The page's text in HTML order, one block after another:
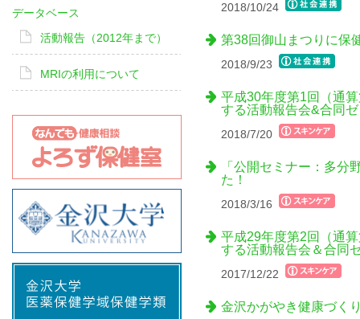
2018/10/24
第38回御山まつりに保
2018/9/23
平成30年度第1回（通
する活動報告会&合同
2018/7/20
「公開セミナー：多
た！
2018/3/16
平成29年度第2回（通
する活動報告会＆合同
2017/12/22
金沢かがやき健康づく
データベース
活動報告（2012年まで）
MRIの利用について